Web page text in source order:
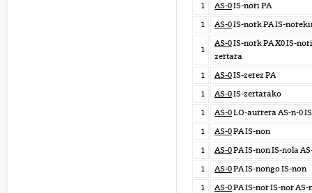
1
AS-0IS-nori PA
1
AS-0IS-nork PA IS-
1
AS-0IS-nork PA X0 IS-
zertara
1
AS-0IS-zerez PA
1
AS-0IS-zertarako
1
AS-0LO-aurrera AS-n-0
1
AS-0PA IS-non
1
AS-0PA IS-non IS-nola
1
AS-0PA IS-nongo IS-non
1
AS-0PA IS-nor IS-nor AS-